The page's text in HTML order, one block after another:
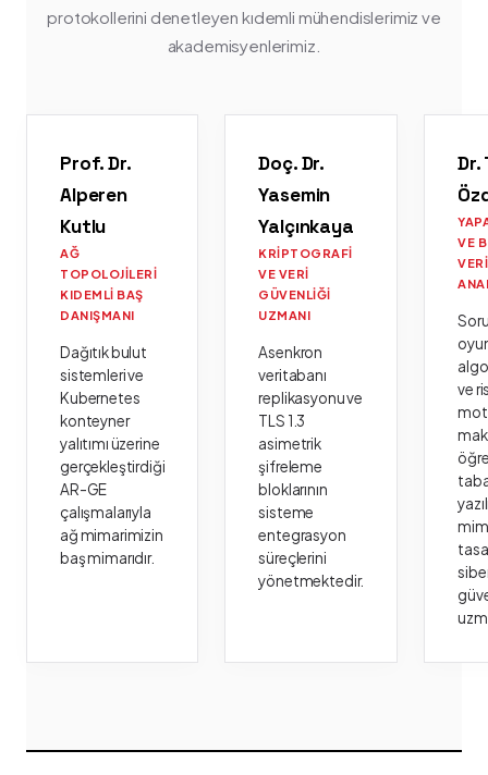
protokollerini denetleyen kıdemli mühendislerimiz ve
akademisyenlerimiz.
Prof. Dr.
Alperen
Kutlu
AĞ
TOPOLOJILERI
KIDEMLI BAŞ
DANIŞMANI
Dağıtık bulut
sistemleri ve
Kubernetes
konteyner
yalıtımı üzerine
gerçekleştirdiği
AR-GE
çalışmalarıyla
ağ mimarimizin
baş mimarıdır.
Doç. Dr.
Yasemin
Yalçınkaya
KRIPTOGRAFI
VE VERI
GÜVENLIĞI
UZMANI
Asenkron
veritabanı
replikasyonu ve
TLS 1.3
asimetrik
şifreleme
bloklarının
sisteme
entegrasyon
süreçlerini
yönetmektedir.
Dr.
VE
VERI
ve